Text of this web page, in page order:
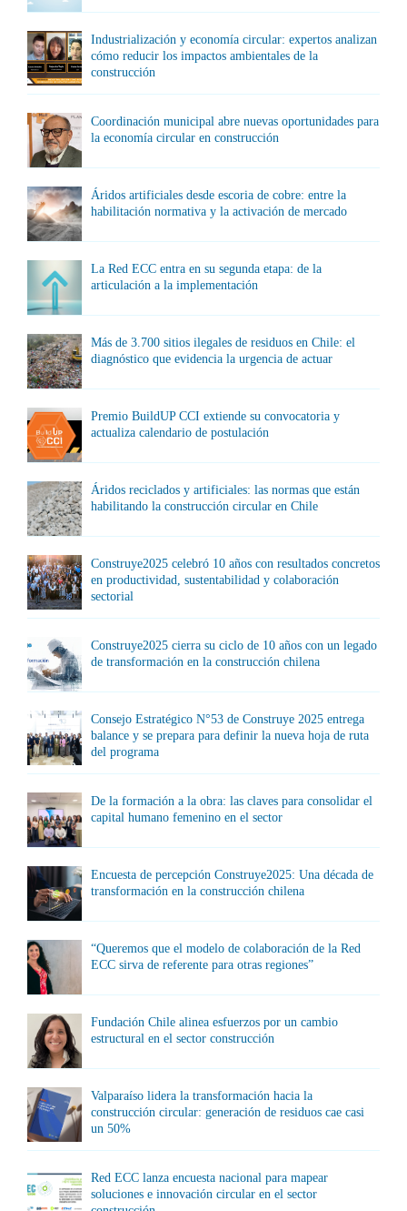
Industrialización y economía circular: expertos analizan
cómo reducir los impactos ambientales de la
construcción
Coordinación municipal abre nuevas oportunidades para
la economía circular en construcción
Áridos artificiales desde escoria de cobre: entre la
habilitación normativa y la activación de mercado
La Red ECC entra en su segunda etapa: de la
articulación a la implementación
Más de 3.700 sitios ilegales de residuos en Chile: el
diagnóstico que evidencia la urgencia de actuar
Premio BuildUP CCI extiende su convocatoria y
actualiza calendario de postulación
Áridos reciclados y artificiales: las normas que están
habilitando la construcción circular en Chile
Construye2025 celebró 10 años con resultados concretos
en productividad, sustentabilidad y colaboración
sectorial
Construye2025 cierra su ciclo de 10 años con un legado
de transformación en la construcción chilena
Consejo Estratégico N°53 de Construye 2025 entrega
balance y se prepara para definir la nueva hoja de ruta
del programa
De la formación a la obra: las claves para consolidar el
capital humano femenino en el sector
Encuesta de percepción Construye2025: Una década de
transformación en la construcción chilena
“Queremos que el modelo de colaboración de la Red
ECC sirva de referente para otras regiones”
Fundación Chile alinea esfuerzos por un cambio
estructural en el sector construcción
Valparaíso lidera la transformación hacia la
construcción circular: generación de residuos cae casi
un 50%
Red ECC lanza encuesta nacional para mapear
soluciones e innovación circular en el sector